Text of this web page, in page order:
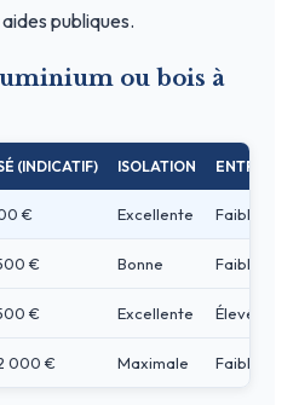
publiques.
ou bois à
(INDICATIF) ISOLATION ENTRETIEN
€ Excellente Faible
€ Bonne Faible
€ Excellente Élevé
000 € Maximale Faible